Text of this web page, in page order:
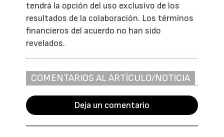
tendrá la opción del uso exclusivo de los
resultados de la colaboración. Los términos
financieros del acuerdo no han sido
revelados.
COMENTARIOS AL ARTÍCULO/NOTICIA
Deja un comentario